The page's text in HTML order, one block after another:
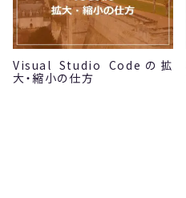
Visual Studio Codeの拡
大・縮小の仕方